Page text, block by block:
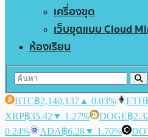
เครื่องขุด
เว็บขุดแบบ Cloud
ห้องเรียน
BTC฿2,140,137 ▲ 0.03% ETH
XRP฿35.42 ▼ 1.27% DOGE฿
0.24%
ADA฿6.28▼ 1.70%